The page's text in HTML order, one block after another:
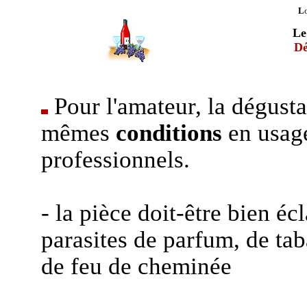
L
Pour l'amateur, la
mêmes conditions en
professionnels.
- la pièce doit-être bien
parasites de parfum, de
de feu de cheminée